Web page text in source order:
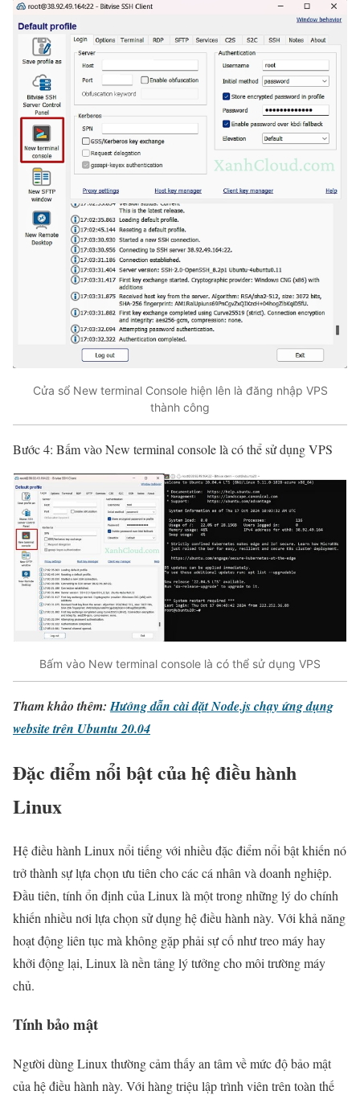
Cửa sổ New terminal Console hiện lên là đăng nhập VPS
thành công
Bước 4: Bấm vào New terminal console là có thể sử dụng VPS
Bấm vào New terminal console là có thể sử dụng VPS
Tham khảo thêm:Hướng dẫn cài đặt Node.js chạy ứng dụng
website trên Ubuntu 20.04
Đặc điểm nổi bật của hệ điều hành
Linux
Hệ điều hành Linux nổi tiếng với nhiều đặc điểm nổi bật khiến nó
trở thành sự lựa chọn ưu tiên cho các cá nhân và doanh nghiệp.
Đầu tiên, tính ổn định của Linux là một trong những lý do chính
khiến nhiều nơi lựa chọn sử dụng hệ điều hành này. Với khả năng
hoạt động liên tục mà không gặp phải sự cố như treo máy hay
khởi động lại, Linux là nền tảng lý tưởng cho môi trường máy
chủ.
Tính bảo mật
Người dùng Linux thường cảm thấy an tâm về mức độ bảo mật
của hệ điều hành này. Với hàng triệu lập trình viên trên toàn thế